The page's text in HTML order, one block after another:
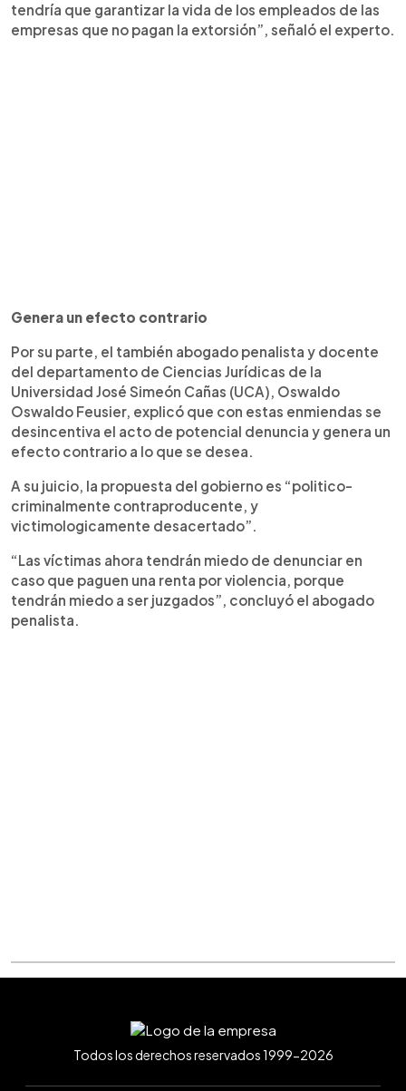
tendría que garantizar la vida de los empleados de las
empresas que no pagan la extorsión”, señaló el experto.
Genera un efecto contrario
Por su parte, el también abogado penalista y docente
del departamento de Ciencias Jurídicas de la
Universidad José Simeón Cañas (UCA), Oswaldo
Oswaldo Feusier, explicó que con estas enmiendas se
desincentiva el acto de potencial denuncia y genera un
efecto contrario a lo que se desea.
A su juicio, la propuesta del gobierno es “politico-
criminalmente contraproducente, y
victimologicamente desacertado”.
“Las víctimas ahora tendrán miedo de denunciar en
caso que paguen una renta por violencia, porque
tendrán miedo a ser juzgados”, concluyó el abogado
penalista.
Todos los derechos reservados 1999-2026